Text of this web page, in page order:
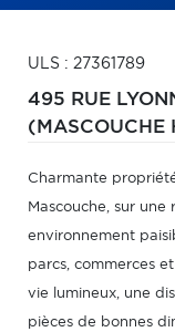
ULS : 27361789
495 RUE
(MASCOUCHE
Charmante
Mascouche, sur
environnement
parcs, commerces
vie lumineux, une
pièces de bonnes